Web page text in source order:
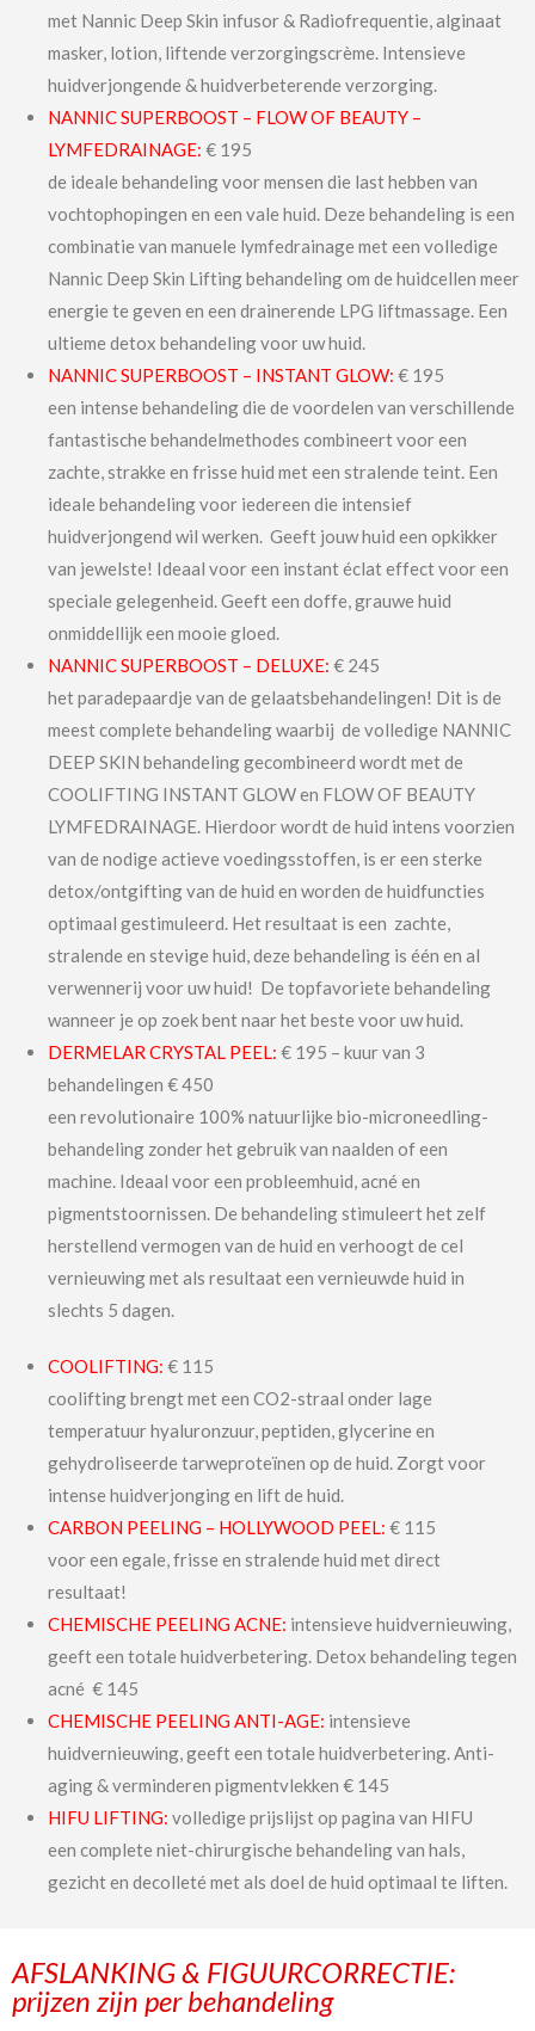
met Nannic Deep Skin infusor & Radiofrequentie, alginaat
masker, lotion, liftende verzorgingscrème. Intensieve
huidverjongende & huidverbeterende verzorging.
NANNIC SUPERBOOST – FLOW OF BEAUTY –
LYMFEDRAINAGE: € 195
de ideale behandeling voor mensen die last hebben van
vochtophopingen en een vale huid. Deze behandeling is een
combinatie van manuele lymfedrainage met een volledige
Nannic Deep Skin Lifting behandeling om de huidcellen meer
energie te geven en een drainerende LPG liftmassage. Een
ultieme detox behandeling voor uw huid.
NANNIC SUPERBOOST – INSTANT GLOW: € 195
een intense behandeling die de voordelen van verschillende
fantastische behandelmethodes combineert voor een
zachte, strakke en frisse huid met een stralende teint. Een
ideale behandeling voor iedereen die intensief
huidverjongend wil werken. Geeft jouw huid een opkikker
van jewelste! Ideaal voor een instant éclat effect voor een
speciale gelegenheid. Geeft een doffe, grauwe huid
onmiddellijk een mooie gloed.
NANNIC SUPERBOOST – DELUXE: € 245
het paradepaardje van de gelaatsbehandelingen! Dit is de
meest complete behandeling waarbij de volledige NANNIC
DEEP SKIN behandeling gecombineerd wordt met de
COOLIFTING INSTANT GLOW en FLOW OF BEAUTY
LYMFEDRAINAGE. Hierdoor wordt de huid intens voorzien
van de nodige actieve voedingsstoffen, is er een sterke
detox/ontgifting van de huid en worden de huidfuncties
optimaal gestimuleerd. Het resultaat is een zachte,
stralende en stevige huid, deze behandeling is één en al
verwennerij voor uw huid! De topfavoriete behandeling
wanneer je op zoek bent naar het beste voor uw huid.
DERMELAR CRYSTAL PEEL: € 195 – kuur van 3
behandelingen € 450
een revolutionaire 100% natuurlijke bio-microneedling-
behandeling zonder het gebruik van naalden of een
machine. Ideaal voor een probleemhuid, acné en
pigmentstoornissen. De behandeling stimuleert het zelf
herstellend vermogen van de huid en verhoogt de cel
vernieuwing met als resultaat een vernieuwde huid in
slechts 5 dagen.
COOLIFTING: € 115
coolifting brengt met een CO2-straal onder lage
temperatuur hyaluronzuur, peptiden, glycerine en
gehydroliseerde tarweproteïnen op de huid. Zorgt voor
intense huidverjonging en lift de huid.
CARBON PEELING – HOLLYWOOD PEEL: € 115
voor een egale, frisse en stralende huid met direct
resultaat!
CHEMISCHE PEELING ACNE: intensieve huidvernieuwing,
geeft een totale huidverbetering. Detox behandeling tegen
acné € 145
CHEMISCHE PEELING ANTI-AGE: intensieve
huidvernieuwing, geeft een totale huidverbetering. Anti-
aging & verminderen pigmentvlekken € 145
HIFU LIFTING: volledige prijslijst op pagina van HIFU
een complete niet-chirurgische behandeling van hals,
gezicht en decolleté met als doel de huid optimaal te liften.
AFSLANKING & FIGUURCORRECTIE:
prijzen zijn per behandeling